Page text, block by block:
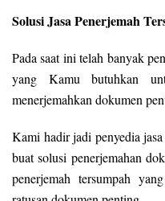
Solusi Jasa Penerjemah
Pada saat ini telah banyak
yang Kamu butuhkan
menerjemahkan dokumen
Kami hadir jadi penyedia
buat solusi penerjemahan
penerjemah tersumpah